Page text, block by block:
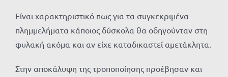
Είναι χαρακτηριστικό πως για τα συγκεκριμένα
πλημμελήματα κάποιος δύσκολα θα οδηγούνταν στη
φυλακή ακόμα και αν είχε καταδικαστεί αμετάκλητα.
Στην αποκάλυψη της τροποποίησης προέβησαν και